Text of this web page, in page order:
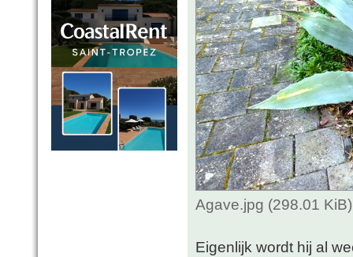
Agave.jpg (298.01
Eigenlijk wordt hij al